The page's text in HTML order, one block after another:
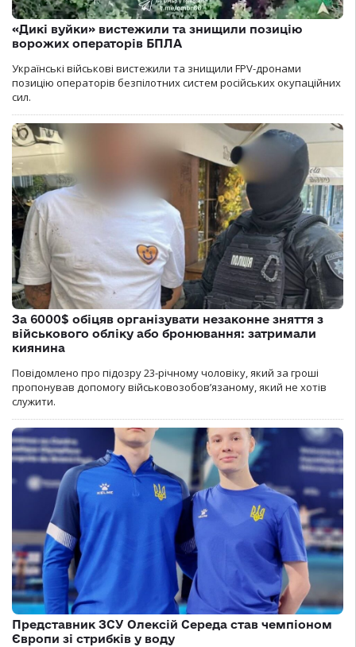
«Дикі вуйки» вистежили та знищили позицію
ворожих операторів БПЛА
Українські військові вистежили та знищили FPV-дронами
позицію операторів безпілотних систем російських окупаційних
сил.
За 6000$ обіцяв організувати незаконне зняття з
військового обліку або бронювання: затримали
киянина
Повідомлено про підозру 23-річному чоловіку, який за гроші
пропонував допомогу військовозобов’язаному, який не хотів
служити.
Представник ЗСУ Олексій Середа став чемпіоном
Європи зі стрибків у воду